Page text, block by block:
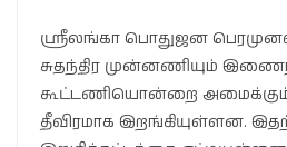
ஶ்ரீலங்கா பொதுஜன
சுதந்திர முன்னணியும்
கூட்டணியொன்றை அமைக்கும்
தீவிரமாக இறங்கியுள்ளன.